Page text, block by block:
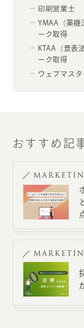
印刷営業士
YMAA（薬
ーク取得
KTAA（景表
ーク取得
ウェブマス
おすすめ記